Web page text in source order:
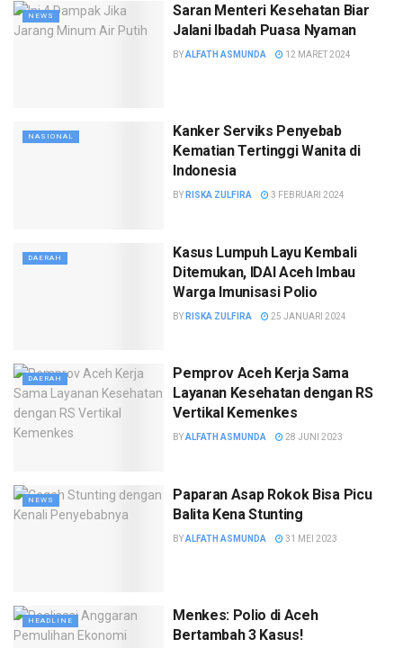
NEWS
Saran Menteri Kesehatan Biar
Jalani Ibadah Puasa Nyaman
BYALFATH ASMUNDA 12 MARET 2024
NASIONAL
Kanker Serviks Penyebab
Kematian Tertinggi Wanita di
Indonesia
BY RISKA ZULFIRA 3 FEBRUARI 2024
DAERAH
Kasus Lumpuh Layu Kembali
Ditemukan, IDAI Aceh Imbau
Warga Imunisasi Polio
BY RISKA ZULFIRA 25 JANUARI 2024
DAERAH
Pemprov Aceh Kerja Sama
Layanan Kesehatan dengan RS
Vertikal Kemenkes
BYALFATH ASMUNDA 28 JUNI 2023
NEWS
Paparan Asap Rokok Bisa Picu
Balita Kena Stunting
BYALFATH ASMUNDA 31 MEI 2023
HEADLINE
Menkes: Polio di Aceh
Bertambah 3 Kasus!